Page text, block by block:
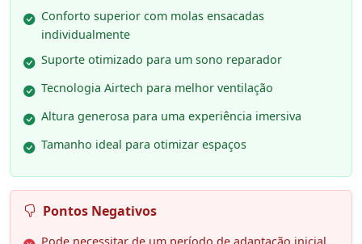
Conforto superior com molas ensacadas
individualmente
Suporte otimizado para um sono reparador
Tecnologia Airtech para melhor ventilação
Altura generosa para uma experiência imersiva
Tamanho ideal para otimizar espaços
Pontos Negativos